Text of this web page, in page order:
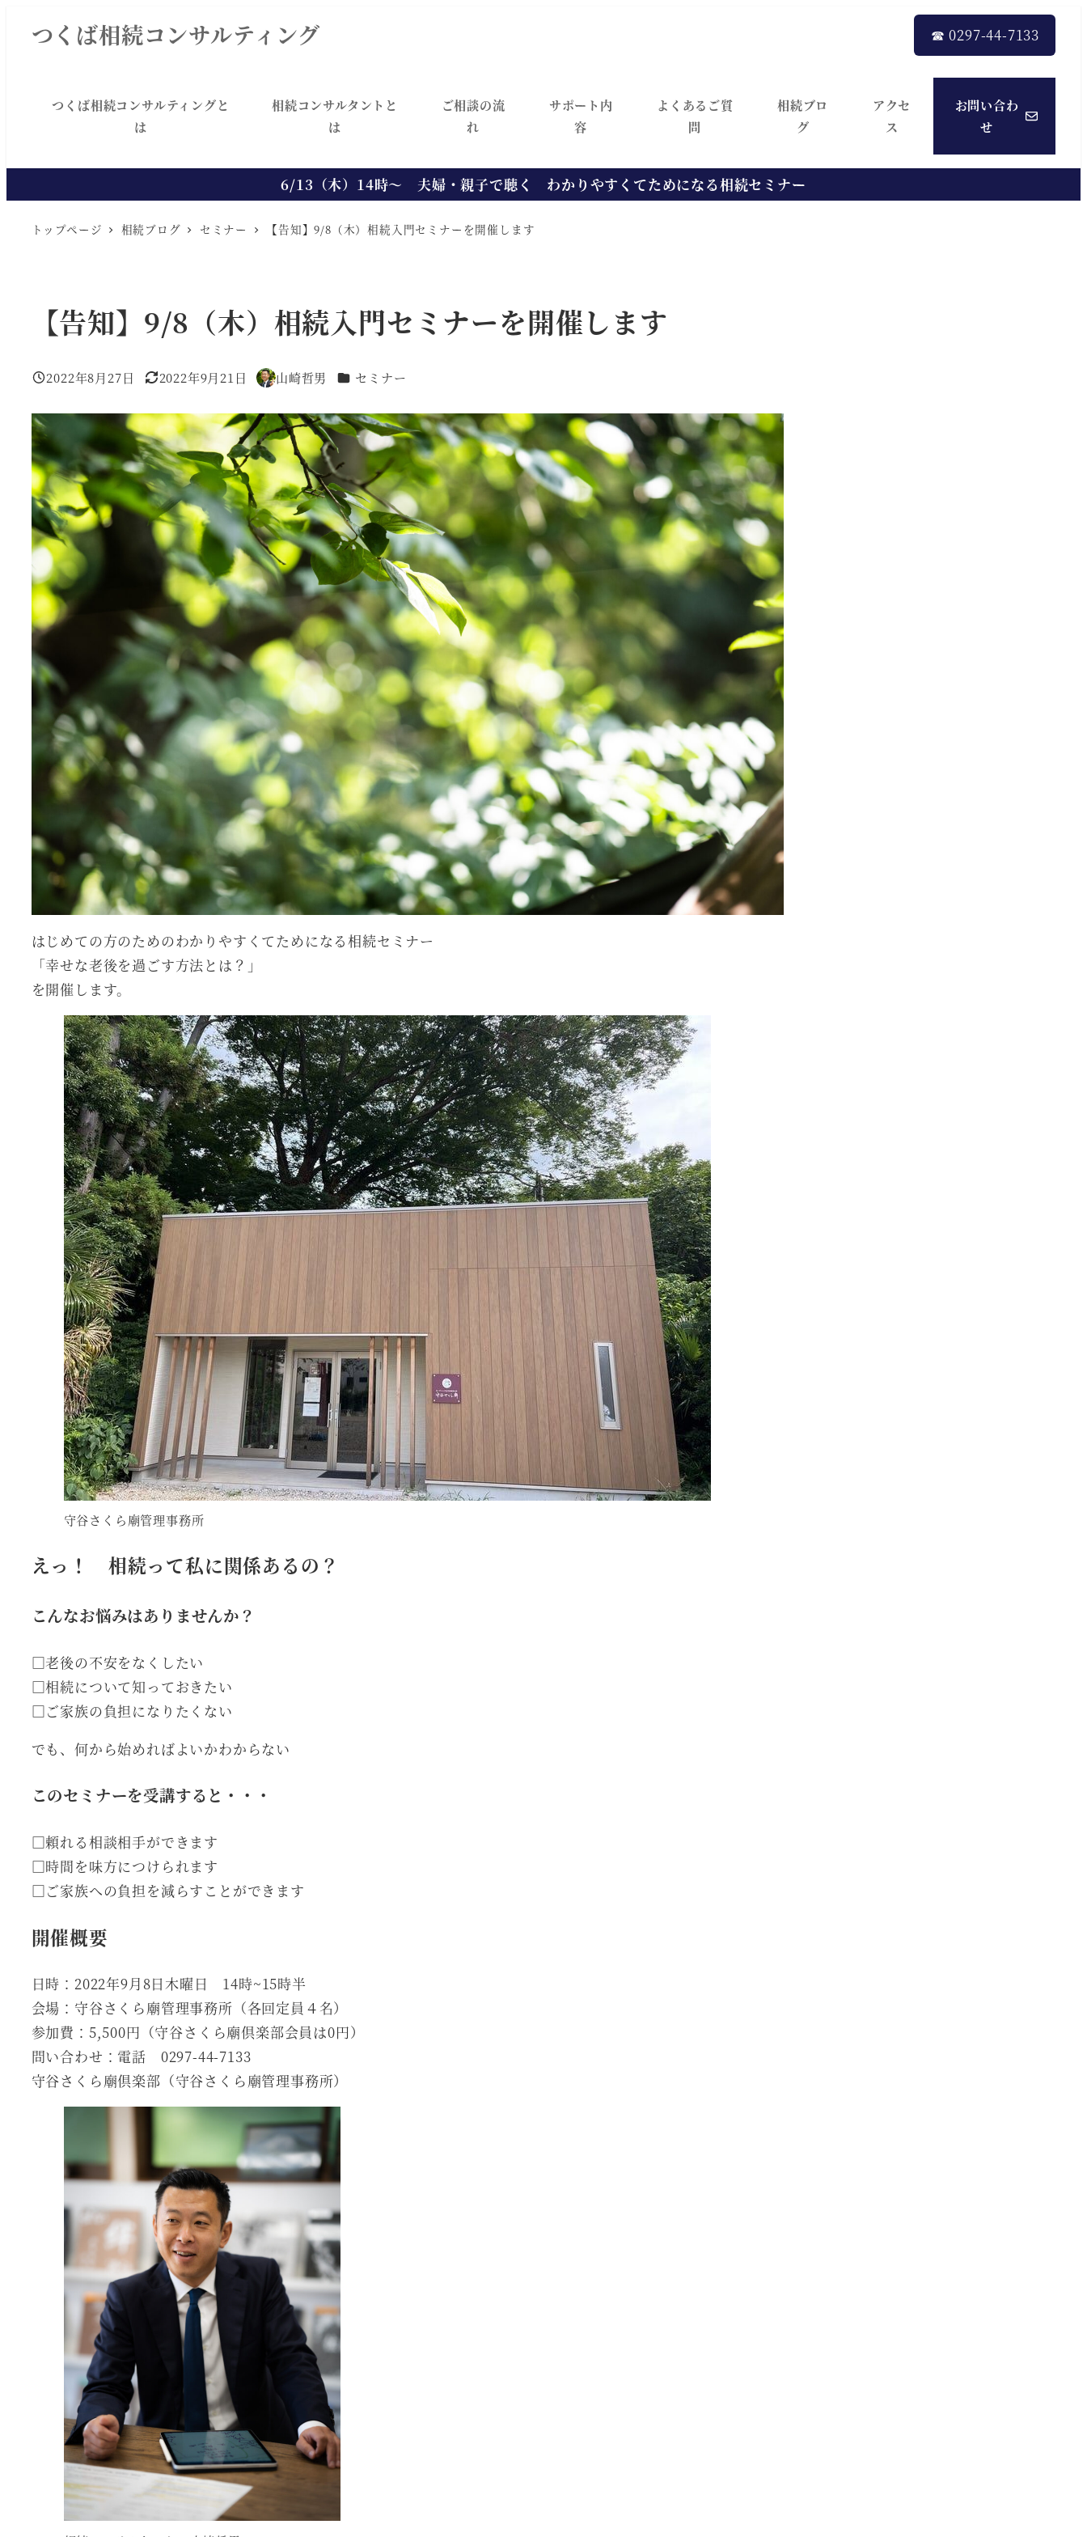
ン
つくば相続コンサルティング ☎︎ 0297-44-7133
つくば相続コンサルティングと
は
相続コンサルタントと
は
ご相談の流
れ
サポート内
容
よくあるご質
問
相続ブロ
グ
アクセ
ス
お問い合わ
せ
6/13（木）14時～ 夫婦・親子で聴く わかりやすくてためになる相続セミナー
トップページ 相続ブログ セミナー 【告知】9/8（木）相続入門セミナーを開催します
【告知】9/8（木）相続入門セミナーを開催します
投稿日
2022年8月27日
更新日
2022年9月21日
著
山崎哲男 カテゴリー
セミナー
はじめての方のためのわかりやすくてためになる相続セミナー
「幸せな老後を過ごす方法とは？」
を開催します。
守谷さくら廟管理事務所
えっ！ 相続って私に関係あるの？
こんなお悩みはありませんか？
□老後の不安をなくしたい
□相続について知っておきたい
□ご家族の負担になりたくない
でも、何から始めればよいかわからない
このセミナーを受講すると・・・
□頼れる相談相手ができます
□時間を味方につけられます
□ご家族への負担を減らすことができます
開催概要
日時：2022年9月8日木曜日 14時~15時半
会場：守谷さくら廟管理事務所（各回定員４名）
参加費：5,500円（守谷さくら廟倶楽部会員は0円）
問い合わせ：電話 0297-44-7133
守谷さくら廟倶楽部（守谷さくら廟管理事務所）